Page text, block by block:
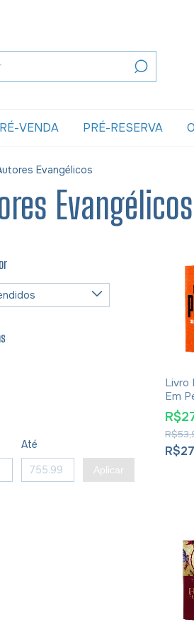
VENDA PRÉ-RESERVA
Evangélicos
Evangélicos
Até
Aplicar
Livro
Em
Tiago